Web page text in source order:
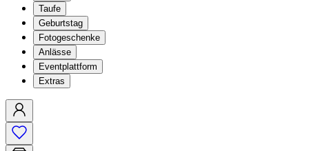
Taufe
Geburtstag
Fotogeschenke
Anlässe
Eventplattform
Extras